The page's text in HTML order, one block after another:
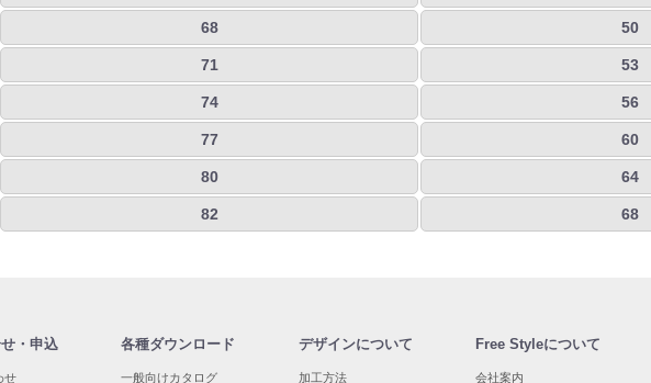
68 50
71 53
74 56
77 60
80 64
82 68
・申込
せ
各種ダウンロード
一般向けカタログ
デザインについて
加工方法
Free Styleについて
会社案内